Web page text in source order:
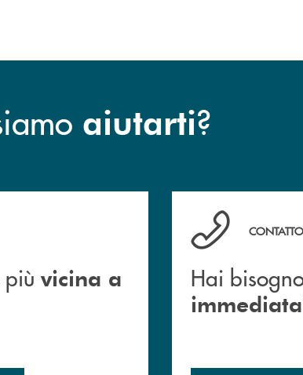
aiutarti?
a te
vicina a
Hai bisogno di
Hai
immediata